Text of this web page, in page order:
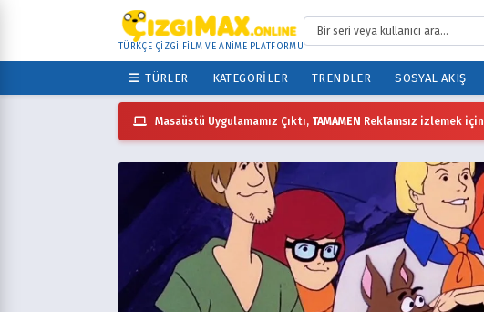
TÜRKÇE ÇİZGİ FİLM VE ANİME PLATFORMU
TÜRLER KATEGORILER TRENDLER SOSYAL AKIŞ
Masaüstü Uygulamamız Çıktı, TAMAMEN Reklamsız izlemek için